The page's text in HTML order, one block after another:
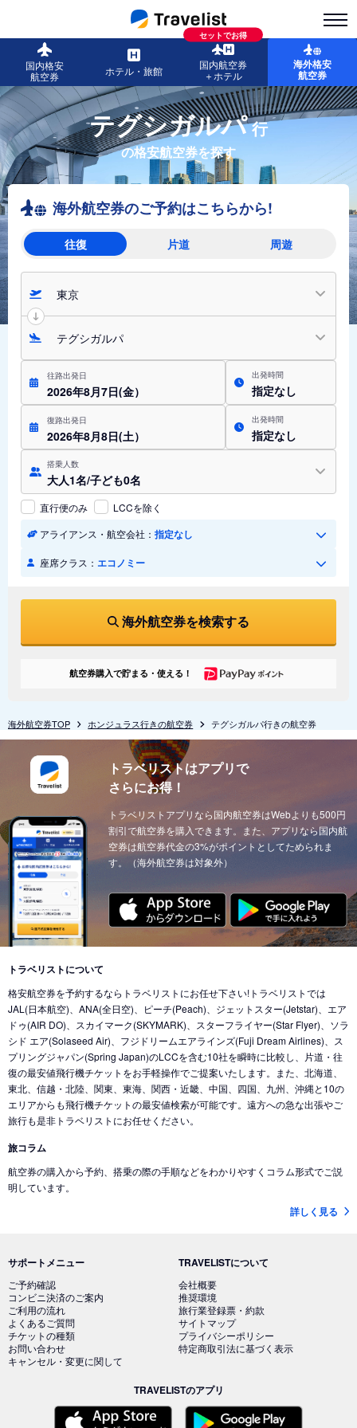
国内格安
航空券
ホテル・旅館
セットでお得
国内航空券
＋ホテル
海外格安
航空券
テグシガルパ行
の格安航空券を探す
海外航空券のご予約はこちらから!
往復 片道 周遊
東京
テグシガルパ
往路出発日
2026年8月7日(金）
出発時間
指定なし
復路出発日
2026年8月8日(土）
出発時間
指定なし
搭乗人数
大人1名/子ども0名
直行便のみ
LCCを除く
アライアンス・航空会社： 指定なし
座席クラス： エコノミー
海外航空券を検索する
航空券購入で貯まる・使える！
海外航空券TOP ホンジュラス行きの航空券 テグシガルパ行きの航空券
トラベリストはアプリで
さらにお得！
トラベリストアプリなら国内航空券はWebよりも500円
割引で航空券を購入できます。また、アプリなら国内航
空券は航空券代金の3%がポイントとしてためられま
す。（海外航空券は対象外）
トラベリストについて
格安航空券を予約するならトラベリストにお任せ下さい!トラベリストでは
JAL(日本航空)、ANA(全日空)、ピーチ(Peach)、ジェットスター(Jetstar)、エア
ドゥ(AIR DO)、スカイマーク(SKYMARK)、スターフライヤー(Star Flyer)、ソラ
シド エア(Solaseed Air)、フジドリームエアラインズ(Fuji Dream Airlines)、ス
プリングジャパン(Spring Japan)のLCCを含む10社を瞬時に比較し、片道・往
復の最安値飛行機チケットをお手軽操作でご提案いたします。また、北海道、
東北、信越・北陸、関東、東海、関西・近畿、中国、四国、九州、沖縄と10の
エリアからも飛行機チケットの最安値検索が可能です。遠方への急な出張やご
旅行も是非トラベリストにお任せください。
旅コラム
航空券の購入から予約、搭乗の際の手順などをわかりやすくコラム形式でご説
明しています。
詳しく見る
サポートメニュー
ご予約確認
コンビニ決済のご案内
ご利用の流れ
よくあるご質問
チケットの種類
お問い合わせ
キャンセル・変更に関して
TRAVELISTについて
会社概要
推奨環境
旅行業登録票・約款
サイトマップ
プライバシーポリシー
特定商取引法に基づく表示
TRAVELISTのアプリ